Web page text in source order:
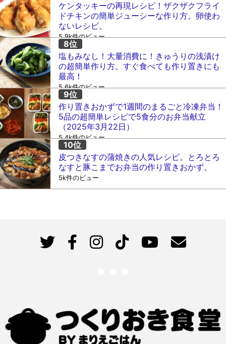
ケンタッキーの再現レシピ！ザクザクフライ
ドチキンの簡単ジューシーな作り方。卵使わ
ないレシピ。
5.9k件のビュー
塩もみなし！大量消費に！きゅうりの浅漬け
の超簡単作り方。すぐ食べても作り置きにも
最高！
5.6k件のビュー
作り置きおかずで1週間のまるごと冷凍弁当！
5品の超簡単レシピで5食分のお弁当献立
（2025年3月22日）
5.4k件のビュー
皮つきなすの蒲焼きの人気レシピ。とろとろ
なすと豚こまでお弁当の作り置きおかず。
5k件のビュー